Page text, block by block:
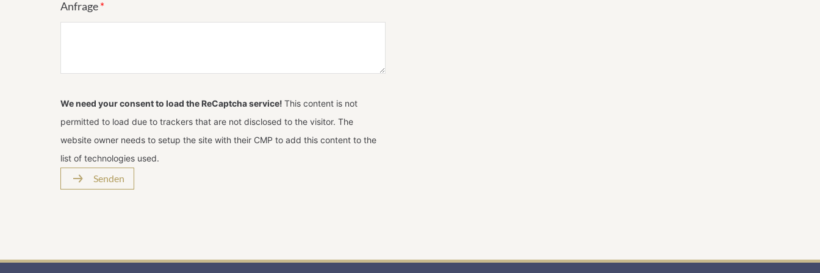
Anfrage*
We need your consent to load the ReCaptcha service! This content is not
permitted to load due to trackers that are not disclosed to the visitor. The
website owner needs to setup the site with their CMP to add this content to the
list of technologies used.
Senden